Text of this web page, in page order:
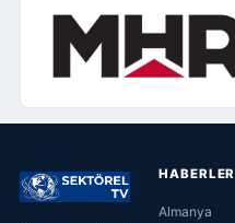
HABERLER
Almanya